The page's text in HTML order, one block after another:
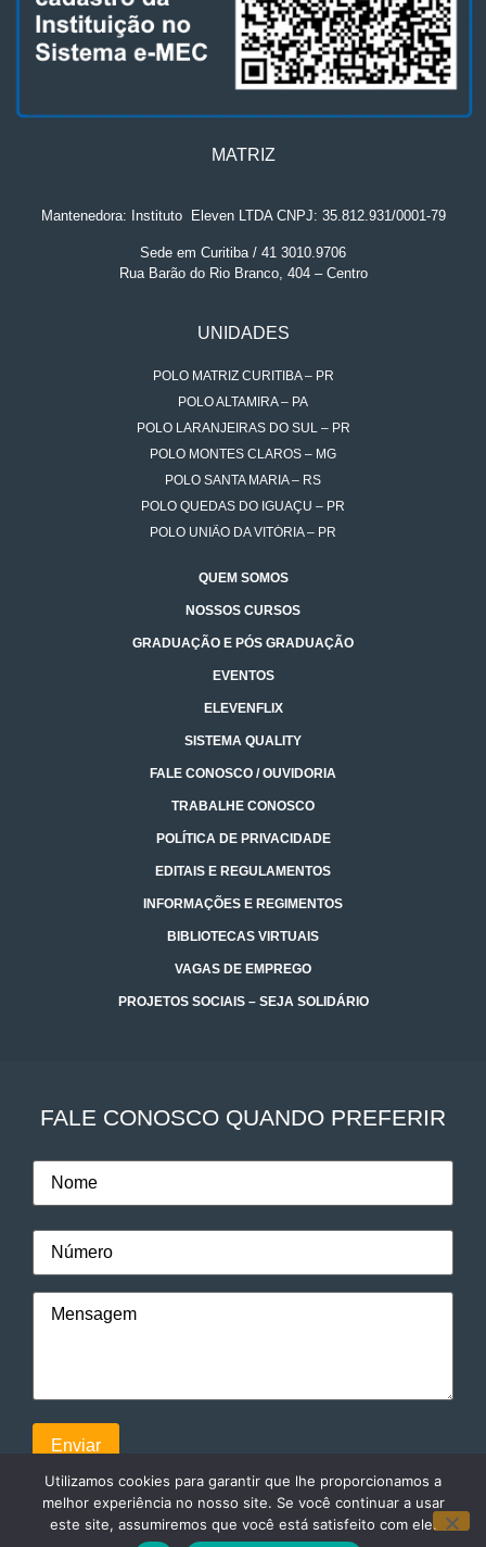
MATRIZ
Mantenedora: Instituto. Eleven LTDA CNPJ: 35.812.931/0001-79
Sede em Curitiba / 41 3010.9706
Rua Barão do Rio Branco, 404 – Centro
UNIDADES
POLO MATRIZ CURITIBA – PR
POLO ALTAMIRA – PA
POLO LARANJEIRAS DO SUL – PR
POLO MONTES CLAROS – MG
POLO SANTA MARIA – RS
POLO QUEDAS DO IGUAÇU – PR
POLO UNIÃO DA VITÓRIA – PR
QUEM SOMOS
NOSSOS CURSOS
GRADUAÇÃO E PÓS GRADUAÇÃO
EVENTOS
ELEVENFLIX
SISTEMA QUALITY
FALE CONOSCO / OUVIDORIA
TRABALHE CONOSCO
POLÍTICA DE PRIVACIDADE
EDITAIS E REGULAMENTOS
INFORMAÇÕES E REGIMENTOS
BIBLIOTECAS VIRTUAIS
VAGAS DE EMPREGO
PROJETOS SOCIAIS – SEJA SOLIDÁRIO
FALE CONOSCO QUANDO PREFERIR
Utilizamos cookies para garantir que lhe proporcionamos a
melhor experiência no nosso site. Se você continuar a usar
este site, assumiremos que você está satisfeito com ele.